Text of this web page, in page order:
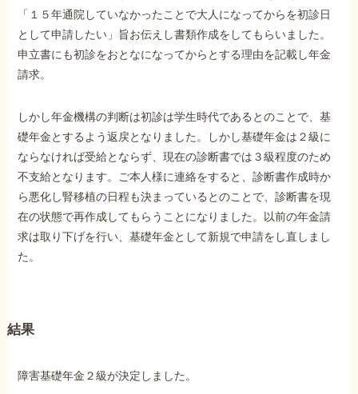
依頼する メリット
089-907-3797
受付時間：平日9:00~18:00
「１５年通院していなかったことで大人になってからを初診日
として申請したい」旨お伝えし書類作成をしてもらいました。
申立書にも初診をおとなになってからとする理由を記載し年金
請求。
しかし年金機構の判断は初診は学生時代であるとのことで、基
礎年金とするよう返戻となりました。しかし基礎年金は２級に
ならなければ受給とならず、現在の診断書では３級程度のため
不支給となります。ご本人様に連絡をすると、診断書作成時か
ら悪化し腎移植の日程も決まっているとのことで、診断書を現
在の状態で再作成してもらうことになりました。以前の年金請
求は取り下げを行い、基礎年金として新規で申請をし直しまし
た。
結果
障害基礎年金２級が決定しました。